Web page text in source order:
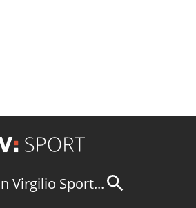
Virgilio Sport...